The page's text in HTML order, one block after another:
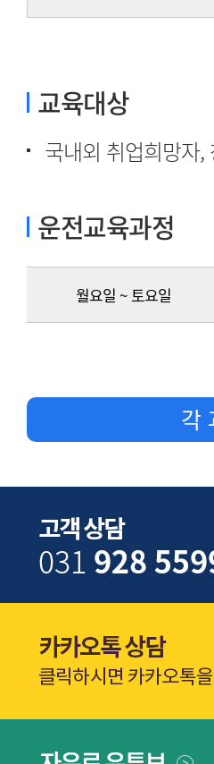
교육대상
국내외 취업희망자
운전교육과정
월요일 ~ 토요일
각